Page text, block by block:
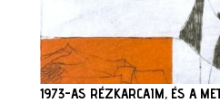
1973-AS RÉZKARCAIM, ÉS A